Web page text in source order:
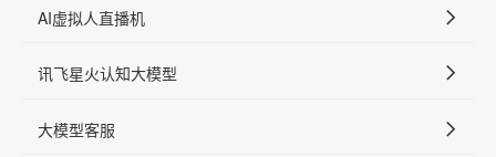
AI虚拟人直播机
讯飞星火认知大模型
大模型客服